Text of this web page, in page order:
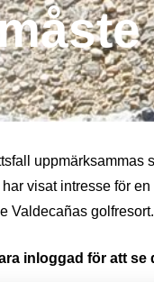
uppmärksammas
visat intresse för
Valdecañas
inloggad för att se